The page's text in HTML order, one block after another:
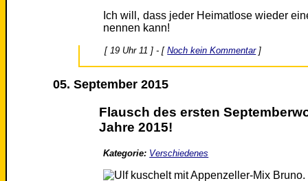
Ich will, dass jeder Heimatlose wieder
nennen kann!
[ 19 Uhr 11 ] - [Noch kein Kommentar]
05. September 2015
Flausch des ersten
Jahre 2015!
Kategorie: Verschiedenes